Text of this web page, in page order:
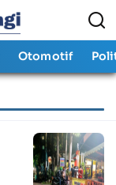
Otomotif